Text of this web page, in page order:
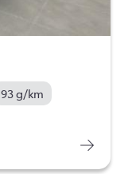
93 g/km